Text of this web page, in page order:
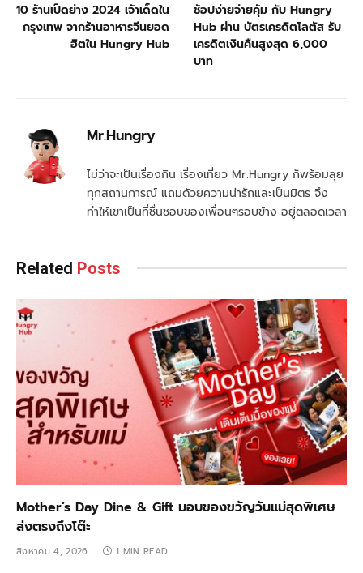
10 ร้านเป็ดย่าง 2024 เจ้าเด็ดใน
กรุงเทพ จากร้านอาหารจีนยอด
ฮิตใน Hungry Hub
ช้อปง่ายจ่ายคุ้ม กับ Hungry
Hub ผ่าน บัตรเครดิตโลตัส รับ
เครดิตเงินคืนสูงสุด 6,000
บาท
Mr.Hungry
ไม่ว่าจะเป็นเรื่องกิน เรื่องเที่ยว Mr.Hungry ก็พร้อมลุย
ทุกสถานการณ์ แถมด้วยความน่ารักและเป็นมิตร จึง
ทำให้เขาเป็นที่ชื่นชอบของเพื่อนๆรอบข้าง อยู่ตลอดเวลา
Related Posts
Mother’s Day Dine & Gift มอบของขวัญวันแม่สุดพิเศษ
ส่งตรงถึงโต๊ะ
สิงหาคม 4, 2026 1 MIN READ